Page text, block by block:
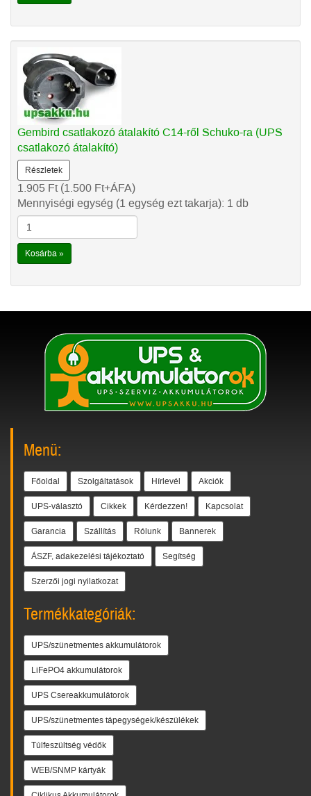
Gembird csatlakozó átalakító C14-ről Schuko-ra (UPS
csatlakozó átalakító)
Részletek
1.905 Ft(1.500 Ft+ÁFA)
Mennyiségi egység (1 egység ezt takarja): 1 db
Kosárba »
Menü:
Főoldal Szolgáltatások Hírlevél Akciók
UPS-választó Cikkek Kérdezzen! Kapcsolat
Garancia Szállítás Rólunk Bannerek
ÁSZF, adakezelési tájékoztató Segítség
Szerzői jogi nyilatkozat
Termékkategóriák:
UPS/szünetmentes akkumulátorok
LiFePO4 akkumulátorok
UPS Csereakkumulátorok
UPS/szünetmentes tápegységek/készülékek
Túlfeszültség védők
WEB/SNMP kártyák